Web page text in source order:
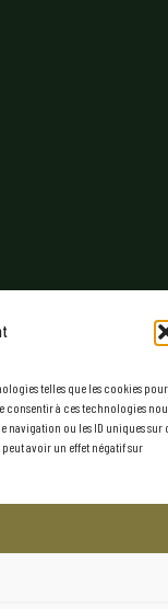
telles que les cookies pour
consentir à ces technologies
navigation ou les ID uniques sur
avoir un effet négatif sur